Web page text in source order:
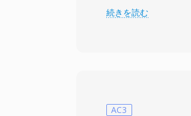
ンネルのディスクリ
バリアントのDTS-
続きを読む
AC3